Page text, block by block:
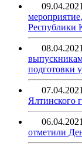
09.04.2021
Республики
08.04.2021
подготовки
07.04.2021
Ялтинского
06.04.2021
отметили